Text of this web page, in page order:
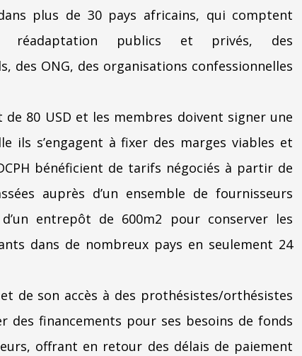
plus de 30 pays africains, qui comptent
réadaptation publics et privés, des
des ONG, des organisations confessionnelles
80 USD et les membres doivent signer une
ils s’engagent à fixer des marges viables et
bénéficient de tarifs négociés à partir de
auprès d’un ensemble de fournisseurs
d’un entrepôt de 600m2 pour conserver les
dans de nombreux pays en seulement 24
de son accès à des prothésistes/orthésistes
des financements pour ses besoins de fonds
offrant en retour des délais de paiement